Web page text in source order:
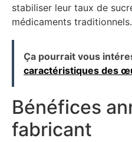
stabiliser leur taux de
médicaments traditionnels.
Ça pourrait vous
caractéristiques des
Bénéfices
fabricant